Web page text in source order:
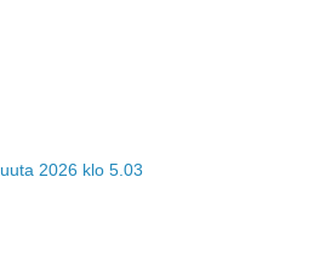
2026 klo 5.03